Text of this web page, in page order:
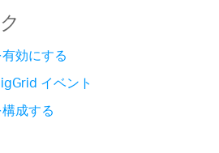
効にする
イベント
成する